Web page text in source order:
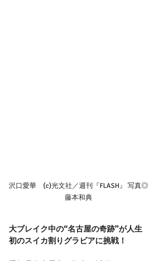
沢口愛華　(c)光文社／週刊『FLASH』 写真◎
藤本和典
大ブレイク中の“名古屋の奇跡”が人生
初のスイカ割りグラビアに挑戦！